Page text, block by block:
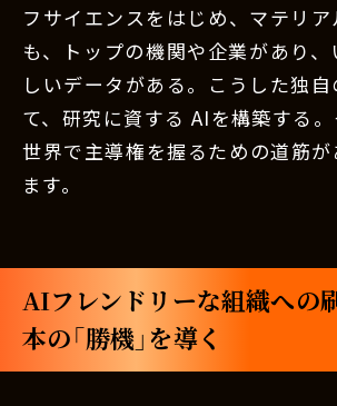
フサイエンスをはじめ、マテリ
も、トップの機関や企業があり
しいデータがある。こうした独
て、研究に資する AIを構築する
世界で主導権を握るための道筋
ます。
AIフレンドリーな組織への
本の「勝機」を導く